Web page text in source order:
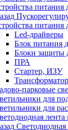
питания
питания
Led-драйверы
Блок питания
Блоки защиты
ПРА
Стартер, ИЗУ
парковые
для
для